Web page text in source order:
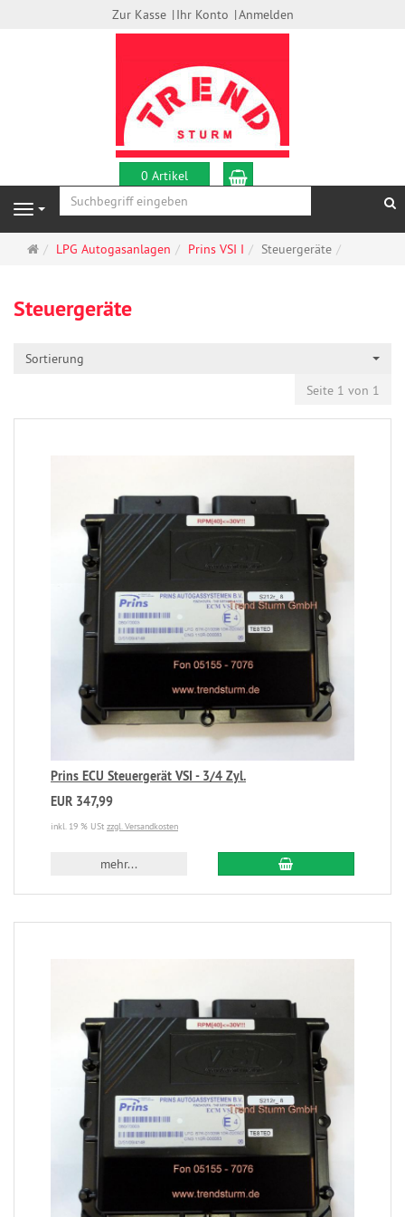
Zur Kasse Ihr Konto Anmelden
0 Artikel Warenkorb
Navigation
Startseite
LPG Autogasanlagen Prins VSI I Steuergeräte
Steuergeräte
Sortierung
Seite 1 von 1
Prins ECU Steuergerät VSI - 3/4 Zyl.
EUR 347,99
inkl. 19 % USt zzgl. Versandkosten
mehr...